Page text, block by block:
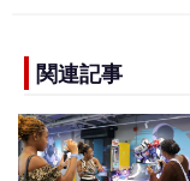
e
b
o
o
関連記事